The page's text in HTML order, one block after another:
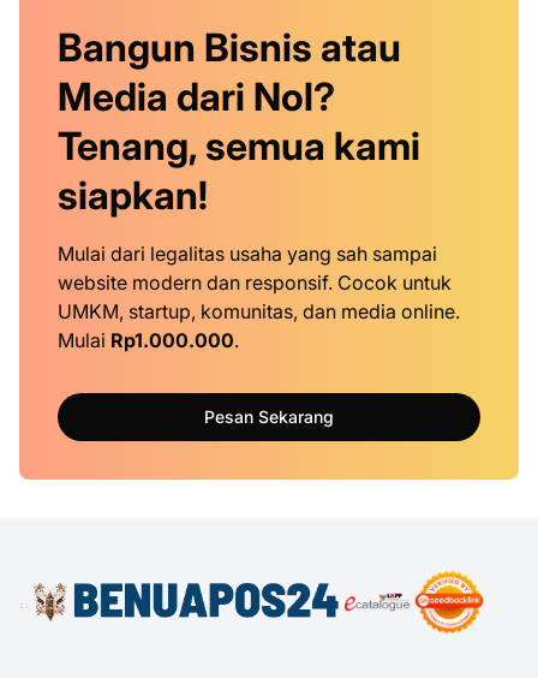
Bangun Bisnis atau
Media dari Nol?
Tenang, semua kami
siapkan!
Mulai dari legalitas usaha yang sah sampai
website modern dan responsif. Cocok untuk
UMKM, startup, komunitas, dan media online.
Mulai Rp1.000.000.
Pesan Sekarang